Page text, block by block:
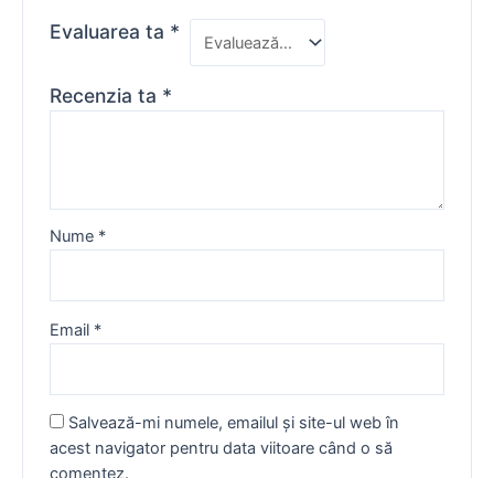
Evaluarea ta *
Recenzia ta *
Nume *
Email *
Salvează-mi numele, emailul și site-ul web în
acest navigator pentru data viitoare când o să
comentez.